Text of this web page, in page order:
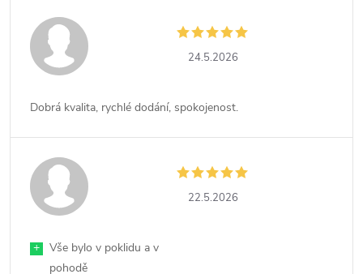
24.5.2026
Dobrá kvalita, rychlé dodání, spokojenost.
22.5.2026
+
Vše bylo v poklidu a v
pohodě